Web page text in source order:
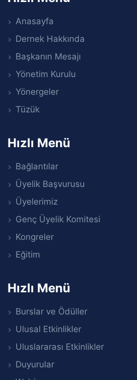
Anasayfa
Dernek Hakkında
Başkanın Mesajı
Yönetim Kurulu
Yönergeler
Tüzük
Hızlı Menü
Bağlantılar
Üyelik Başvurusu
Üyelerimiz
Genç Üyelik Komitesi
Kongreler
Eğitim
Hızlı Menü
Burslar ve Ödüller
Ulusal Etkinlikler
Uluslararası Etkinlikler
Duyurular